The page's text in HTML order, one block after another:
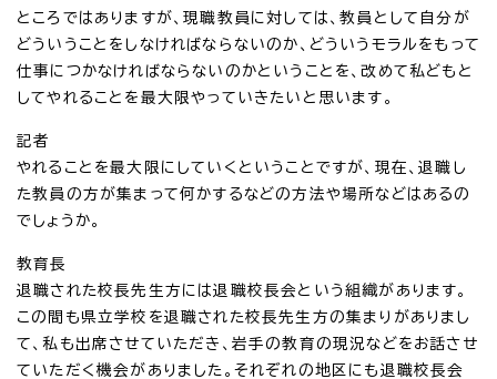
ところではありますが、現職教員に対しては、教員として自分が
どういうことをしなければならないのか、どういうモラルをもって
仕事につかなければならないのかということを、改めて私どもと
してやれることを最大限やっていきたいと思います。
記者
やれることを最大限にしていくということですが、現在、退職し
た教員の方が集まって何かするなどの方法や場所などはあるの
でしょうか。
教育長
退職された校長先生方には退職校長会という組織があります。
この間も県立学校を退職された校長先生方の集まりがありまし
て、私も出席させていただき、岩手の教育の現況などをお話させ
ていただく機会がありました。それぞれの地区にも退職校長会